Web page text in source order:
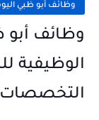
وظائف أبو ظبي
وظائف
الوظيفية
التخصصات